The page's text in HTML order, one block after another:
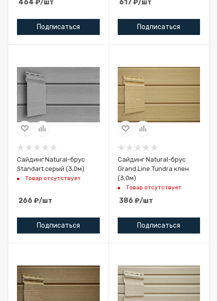
464 ₽/шт
Подписаться
617 ₽/шт
Подписаться
Сайдинг Natural-брус
Standart серый (3,0м)
Товар отсутствует
266 ₽/шт
Подписаться
Сайдинг Natural-брус
Grand Line Tundra клен
(3,0м)
Товар отсутствует
386 ₽/шт
Подписаться